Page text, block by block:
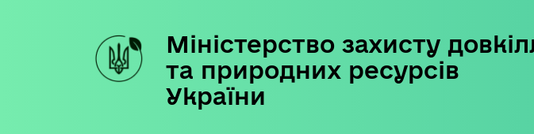
Міністерство захисту
та природних ресурсів
України